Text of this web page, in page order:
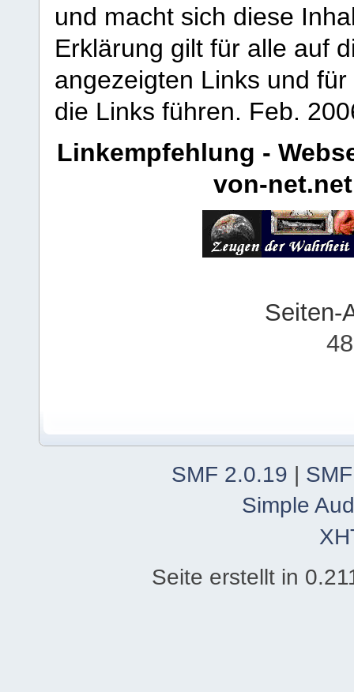
und macht sich diese
Erklärung gilt für alle auf
angezeigten Links und
die Links führen. Feb.
Linkempfehlung -
von-net.net
Seiten-
SMF 2.0.19
Simple
Seite erstellt in